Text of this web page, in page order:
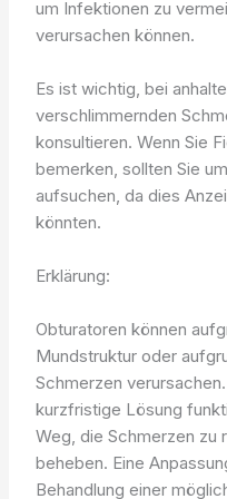
um Infektionen zu
verursachen können.
Es ist wichtig, bei
verschlimmernden
konsultieren. Wenn Sie
bemerken, sollten Sie
aufsuchen, da dies
könnten.
Erklärung:
Obturatoren können
Mundstruktur oder
Schmerzen
kurzfristige Lösung
Weg, die Schmerzen zu
beheben. Eine
Behandlung einer